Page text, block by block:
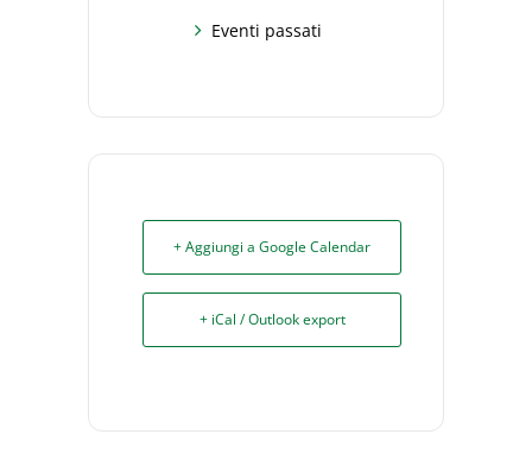
Eventi passati
+ Aggiungi a Google Calendar
+ iCal / Outlook export